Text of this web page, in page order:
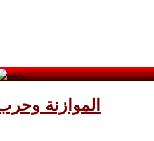
الموازنة